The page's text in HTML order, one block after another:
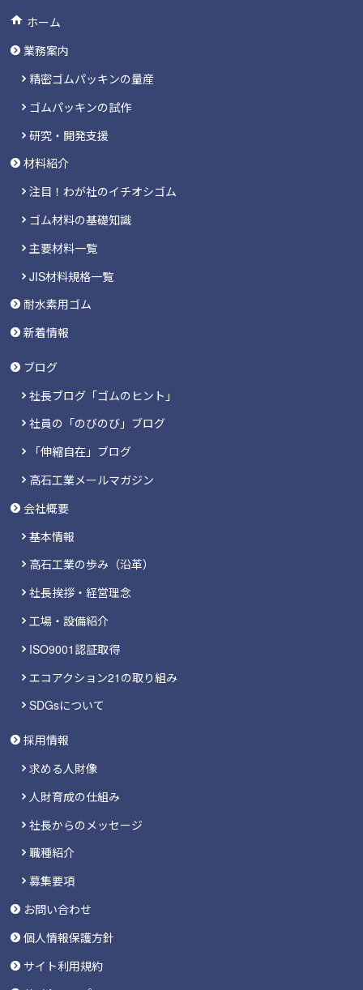
ホーム
業務案内
精密ゴムパッキンの量産
ゴムパッキンの試作
研究・開発支援
材料紹介
注目！わが社のイチオシゴム
ゴム材料の基礎知識
主要材料一覧
JIS材料規格一覧
耐水素用ゴム
新着情報
ブログ
社長ブログ「ゴムのヒント」
社員の「のびのび」ブログ
「伸縮自在」ブログ
高石工業メールマガジン
会社概要
基本情報
高石工業の歩み（沿革）
社長挨拶・経営理念
工場・設備紹介
ISO9001認証取得
エコアクション21の取り組み
SDGsについて
採用情報
求める人財像
人財育成の仕組み
社長からのメッセージ
職種紹介
募集要項
お問い合わせ
個人情報保護方針
サイト利用規約